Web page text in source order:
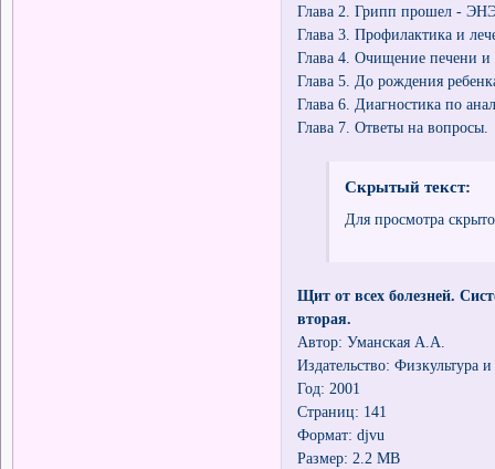
Глава 2. Грипп прошел -
Глава 3. Профилактика и
Глава 4. Очищение печени
Глава 5. До рождения
Глава 6. Диагностика по
Глава 7. Ответы на вопросы.
Скрытый текст:
Для просмотра
Щит от всех болезней.
вторая.
Автор: Уманская А.А.
Издательство: Физкультура
Год: 2001
Страниц: 141
Формат: djvu
Размер: 2.2 MB